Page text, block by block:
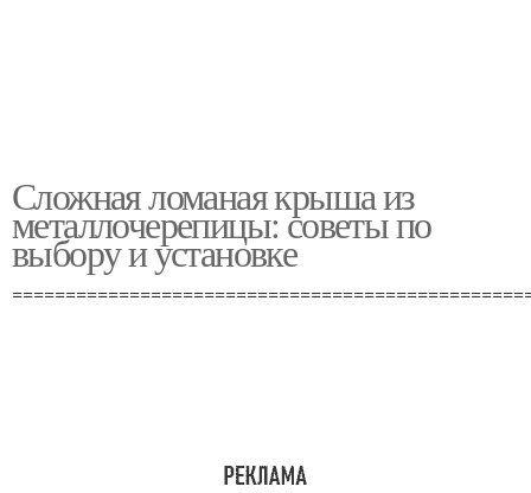
Сложная ломаная крыша из
металлочерепицы: советы по
выбору и установке